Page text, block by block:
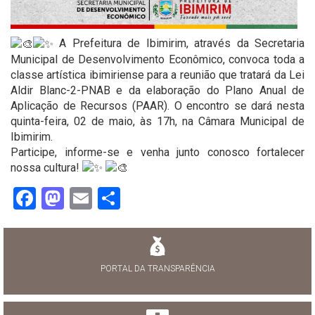
A Prefeitura de Ibimirim, através da Secretaria
Municipal de Desenvolvimento Econômico, convoca toda a
classe artística ibimiriense para a reunião que tratará da Lei
Aldir Blanc-2-PNAB e da elaboração do Plano Anual de
Aplicação de Recursos (PAAR). O encontro se dará nesta
quinta-feira, 02 de maio, às 17h, na Câmara Municipal de
Ibimirim.
Participe, informe-se e venha junto conosco fortalecer
nossa cultura!
Facebook
Mastodon
Email
PORTAL DA TRANSPARÊNCIA